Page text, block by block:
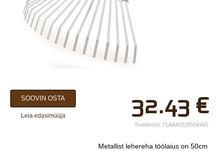
×
Teie nimi*
Ettevõtte nimi.
Telefon*
32.43 €
SOOVIN OSTA
Leia edasimüüja
Tootekood: 71AAA032650&WG
Metallist lehereha töölaius on 50cm